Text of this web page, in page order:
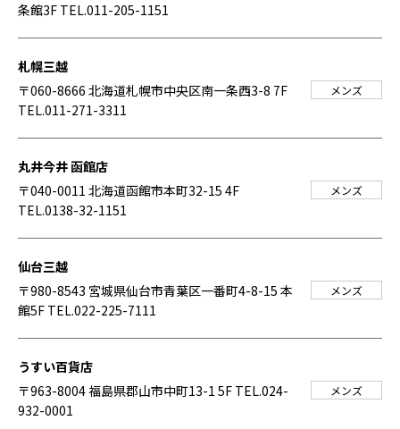
条館3F TEL.011-205-1151
札幌三越
〒060-8666 北海道札幌市中央区南一条西3-8 7F
TEL.011-271-3311
メンズ
丸井今井 函館店
〒040-0011 北海道函館市本町32-15 4F
TEL.0138-32-1151
メンズ
仙台三越
〒980-8543 宮城県仙台市青葉区一番町4-8-15 本
館5F TEL.022-225-7111
メンズ
うすい百貨店
〒963-8004 福島県郡山市中町13-1 5F TEL.024-
932-0001
メンズ